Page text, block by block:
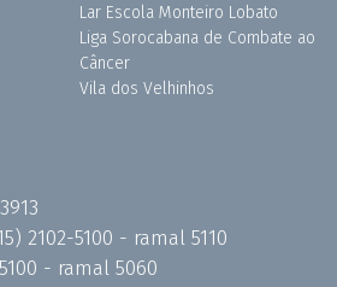
Lar Escola Monteiro Lobato
Liga Sorocabana de Combate ao
Câncer
Vila dos Velhinhos
2102-5100 - ramal 5110
- ramal 5060